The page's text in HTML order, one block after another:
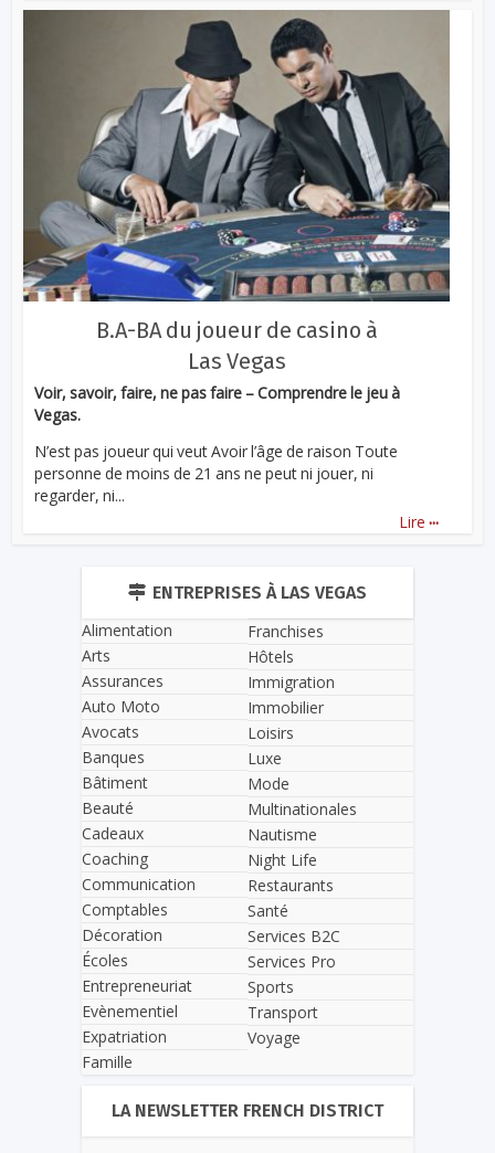
B.A-BA du joueur de casino à
Las Vegas
Voir, savoir, faire, ne pas faire – Comprendre le jeu à
Vegas.
N’est pas joueur qui veut Avoir l’âge de raison Toute
personne de moins de 21 ans ne peut ni jouer, ni
regarder, ni...
Lire ...
ENTREPRISES À LAS VEGAS
Alimentation
Arts
Assurances
Auto Moto
Avocats
Banques
Bâtiment
Beauté
Cadeaux
Coaching
Communication
Comptables
Décoration
Écoles
Entrepreneuriat
Evènementiel
Expatriation
Famille
Franchises
Hôtels
Immigration
Immobilier
Loisirs
Luxe
Mode
Multinationales
Nautisme
Night Life
Restaurants
Santé
Services B2C
Services Pro
Sports
Transport
Voyage
LA NEWSLETTER FRENCH DISTRICT